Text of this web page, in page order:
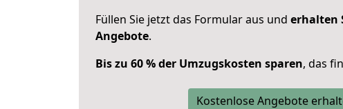
Füllen Sie jetzt das Formular aus und erhalten
Angebote.
Bis zu 60 % der Umzugskosten sparen, das
Kostenlose Angebote